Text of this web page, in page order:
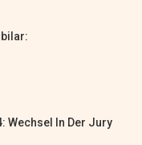
Wechsel In Der Jury